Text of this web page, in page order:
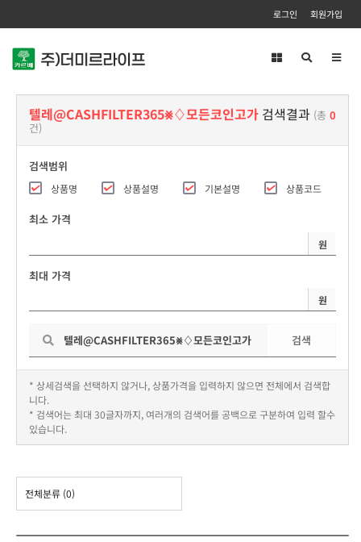
로그인 회원가입
텔레@CASHFILTER365⨳♢모든코인고가 검색결과 (총 0
건)
검색범위
상품명 상품설명 기본설명 상품코드
최소 가격
원
최대 가격
원
검색
* 상세검색을 선택하지 않거나, 상품가격을 입력하지 않으면 전체에서 검색합
니다.
* 검색어는 최대 30글자까지, 여러개의 검색어를 공백으로 구분하여 입력 할수
있습니다.
전체분류 (0)